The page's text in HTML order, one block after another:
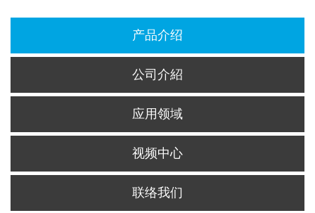
产品介绍
公司介紹
应用领域
视频中心
联络我们